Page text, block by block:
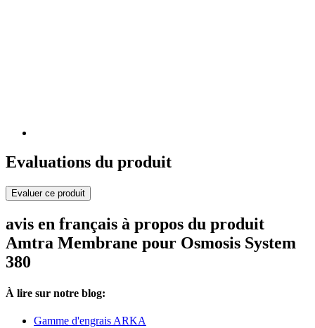
Evaluations du produit
Evaluer ce produit
avis en français à propos du produit
Amtra Membrane pour Osmosis System
380
À lire sur notre blog:
Gamme d'engrais ARKA